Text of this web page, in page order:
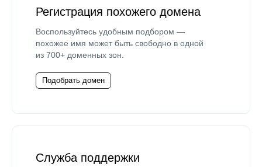
Регистрация похожего домена
Воспользуйтесь удобным подбором —
похожее имя может быть свободно в одной
из 700+ доменных зон.
Подобрать домен
Служба поддержки